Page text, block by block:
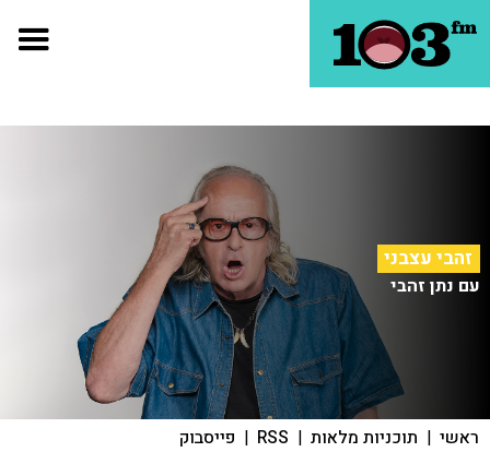
זהבי עצבני
עם נתן זהבי
ראשי | תוכניות מלאות |
RSS
| פייסבוק